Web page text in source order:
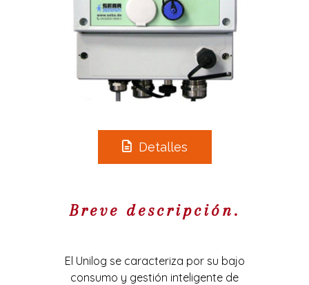
Detalles
Breve descripción.
El Unilog se caracteriza por su bajo
consumo y gestión inteligente de